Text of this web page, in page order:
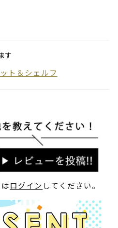
す
ト＆シェルフ
ログイン してください。